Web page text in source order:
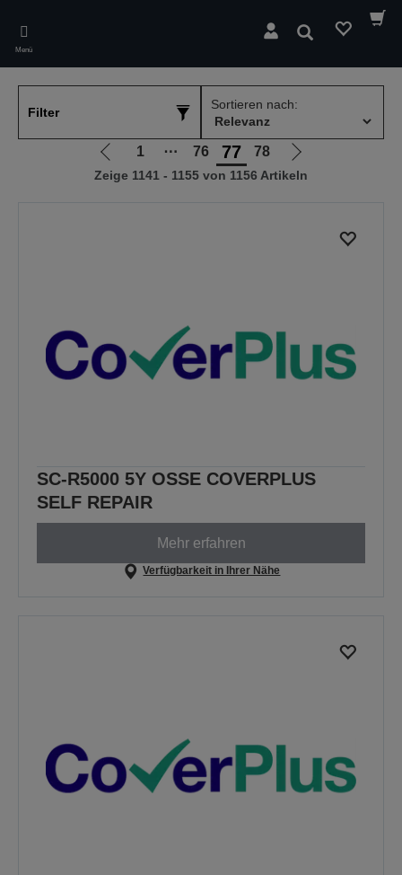
main
content
Menü
Suchen
Filter
Sortieren nach:
Zur
vorherigen
1 ⋯ 76 77 78
Zur
nächsten
Zeige 1141 - 1155 von 1156 Artikeln
SC-R5000 5Y OSSE COVERPLUS
SELF REPAIR
Mehr erfahren
Verfügbarkeit in Ihrer Nähe